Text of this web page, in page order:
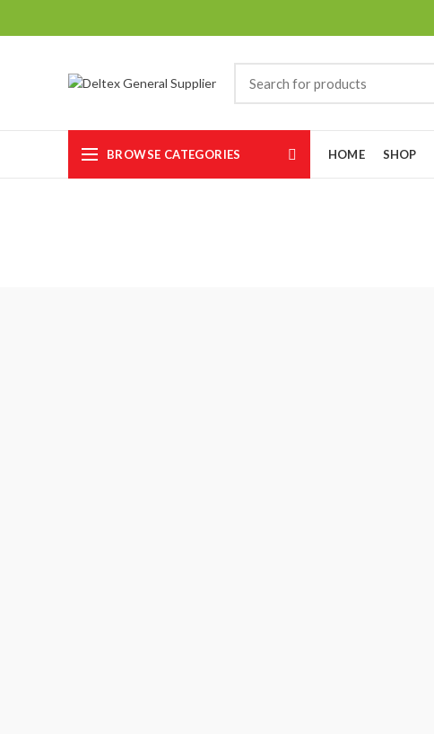
BROWSE CATEGORIES HOME SHOP